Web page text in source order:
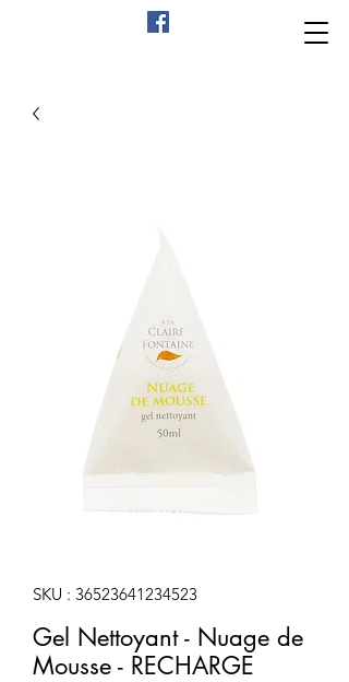
SKU : 36523641234523
Gel Nettoyant - Nuage de
Mousse - RECHARGE